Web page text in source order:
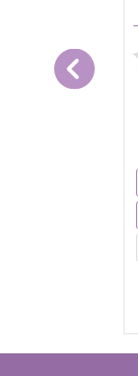
大胡町380-1